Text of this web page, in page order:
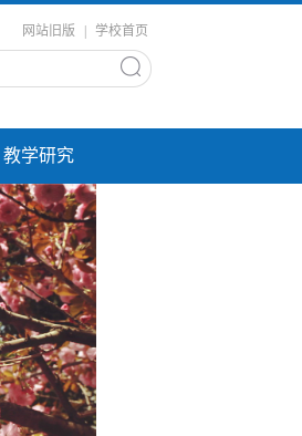
网站旧版 学校首页
教学研究